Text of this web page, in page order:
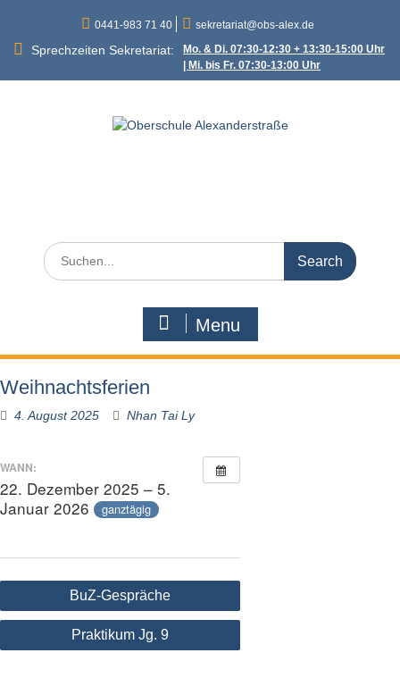
content
0441-983 71 40 sekretariat@obs-alex.de
Sprechzeiten Sekretariat:
Mo. & Di. 07:30-12:30 + 13:30-15:00 Uhr
| Mi. bis Fr. 07:30-13:00 Uhr
Search
for:
Menu
Weihnachtsferien
4. August 2025 Nhan Tai Ly
WANN:
22. Dezember 2025 – 5.
Januar 2026
ganztägig
Beitragsnavigation
BuZ-Gespräche
Praktikum Jg. 9